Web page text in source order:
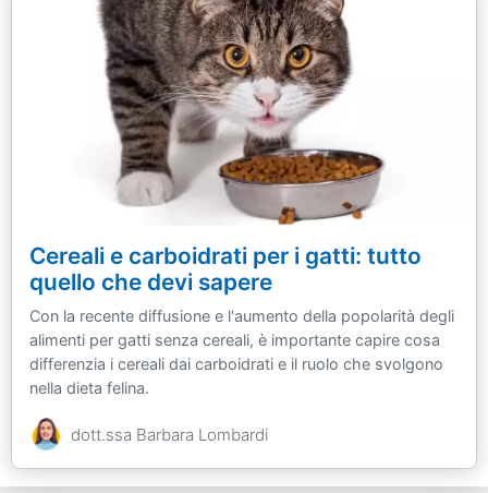
Cereali e carboidrati per i gatti: tutto
quello che devi sapere
Con la recente diffusione e l'aumento della popolarità degli
alimenti per gatti senza cereali, è importante capire cosa
differenzia i cereali dai carboidrati e il ruolo che svolgono
nella dieta felina.
dott.ssa Barbara Lombardi